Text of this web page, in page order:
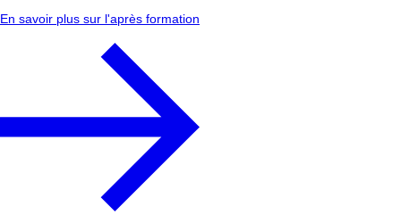
En savoir plus sur l'après formation